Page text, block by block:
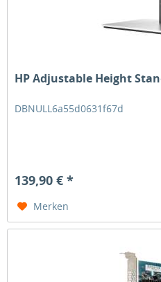
HP Adjustable Height
DBNULL6a55d0631f67d
139,90 € *
Merken